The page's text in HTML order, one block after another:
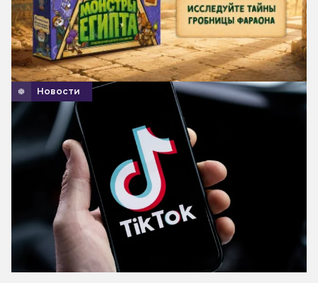
Новости